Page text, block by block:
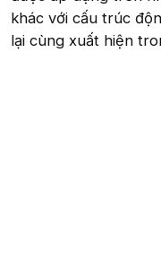
khác với cấu trúc
lại cùng xuất hiện